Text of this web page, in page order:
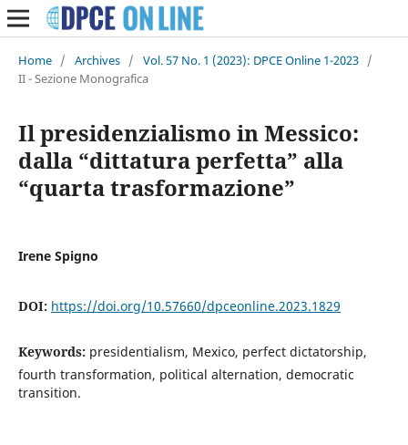
Home / Archives / Vol. 57 No. 1 (2023): DPCE Online 1-2023 /
II - Sezione Monografica
Il presidenzialismo in Messico:
dalla “dittatura perfetta” alla
“quarta trasformazione”
Irene Spigno
DOI: https://doi.org/10.57660/dpceonline.2023.1829
Keywords: presidentialism, Mexico, perfect dictatorship,
fourth transformation, political alternation, democratic
transition.